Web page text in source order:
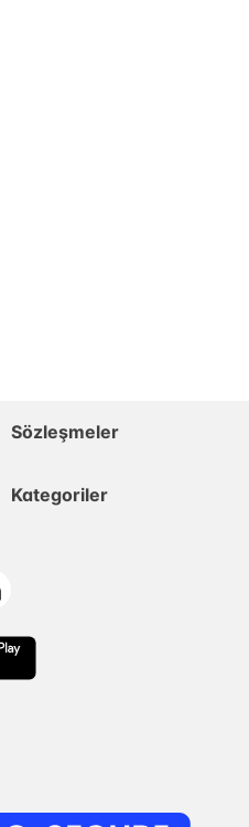
Sözleşmeler
Kategoriler